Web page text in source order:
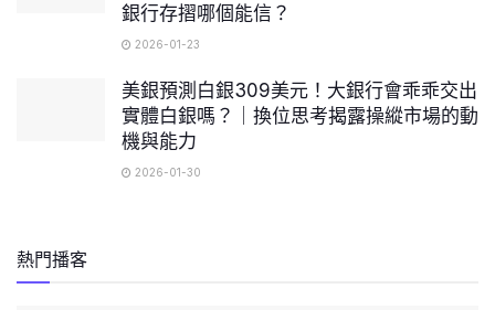
銀行存摺哪個能信？
2026-01-23
美銀預測白銀309美元！大銀行會乖乖交出
實體白銀嗎？｜換位思考揭露操縱市場的動
機與能力
2026-01-30
熱門播客